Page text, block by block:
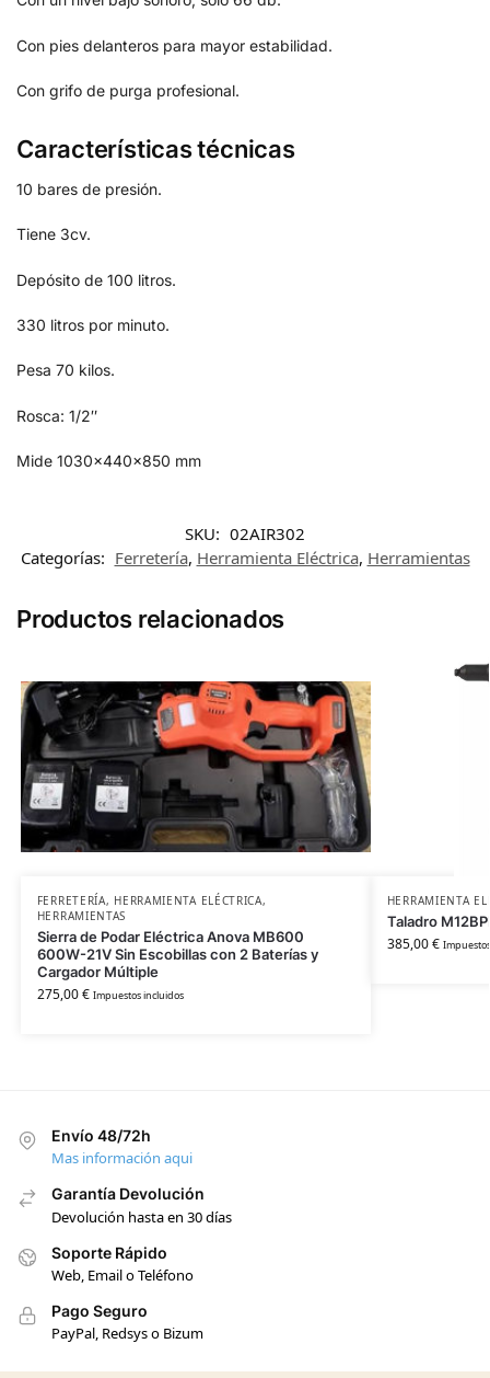
Con pies delanteros para mayor estabilidad.
Con grifo de purga profesional.
Características técnicas
10 bares de presión.
Tiene 3cv.
Depósito de 100 litros.
330 litros por minuto.
Pesa 70 kilos.
Rosca: 1/2″
Mide 1030x440x850 mm
SKU: 02AIR302
Categorías: Ferretería, Herramienta Eléctrica, Herramientas
Productos relacionados
FERRETERÍA, HERRAMIENTA ELÉCTRICA,
HERRAMIENTAS
Sierra de Podar Eléctrica Anova MB600
600W-21V Sin Escobillas con 2 Baterías y
Cargador Múltiple
275,00€ Impuestos incluidos
HERRAMIENTA
Taladro
385,00€
Envío 48/72h
Mas información aqui
Garantía Devolución
Devolución hasta en 30 días
Soporte Rápido
Web, Email o Teléfono
Pago Seguro
PayPal, Redsys o Bizum